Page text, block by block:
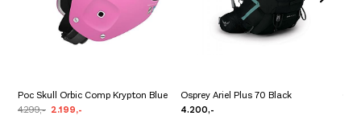
Poc Skull Orbic Comp Krypton Blue
4.299,- 2.199,-
Osprey Ariel Plus 70 Black
4.200,-